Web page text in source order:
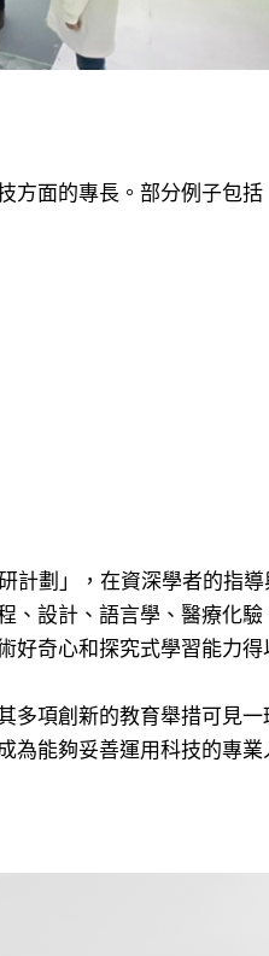
方面的專長。部分例子包括
計劃」，在資深學者的指
、設計、語言學、醫療化
好奇心和探究式學習能力得
多項創新的教育舉措可見
為能夠妥善運用科技的專業